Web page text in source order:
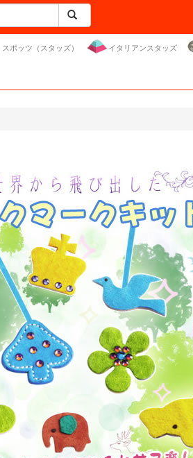
スポッツ（スタッズ） イタリアンスタッズ